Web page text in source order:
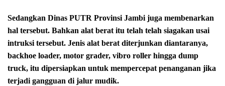
Sedangkan Dinas PUTR Provinsi Jambi juga membenarkan
hal tersebut. Bahkan alat berat itu telah telah siagakan usai
intruksi tersebut. Jenis alat berat diterjunkan diantaranya,
backhoe loader, motor grader, vibro roller hingga dump
truck, itu dipersiapkan untuk mempercepat penanganan jika
terjadi gangguan di jalur mudik.